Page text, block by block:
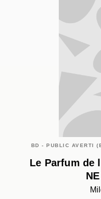
BD - PUBLIC AVERTI
Le Parfum de